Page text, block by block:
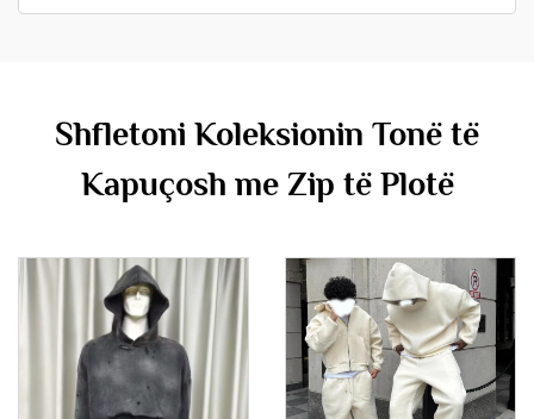
Shfletoni Koleksionin Tonë të
Kapuçosh me Zip të Plotë